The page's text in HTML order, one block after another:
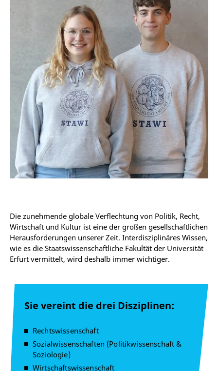
Die zunehmende globale Verflechtung von Politik, Recht,
Wirtschaft und Kultur ist eine der großen gesellschaftlichen
Herausforderungen unserer Zeit. Interdisziplinäres Wissen,
wie es die Staatswissenschaftliche Fakultät der Universität
Erfurt vermittelt, wird deshalb immer wichtiger.
Sie vereint die drei Disziplinen:
Rechtswissenschaft
Sozialwissenschaften (Politikwissenschaft &
Soziologie)
Wirtschaftswissenschaft